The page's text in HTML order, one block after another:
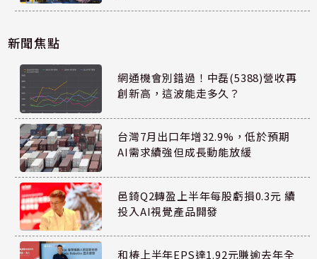
新聞焦點
網通機會別錯過！中磊(5388)營收再
創新高，這波能走多久？
台灣7月出口年增32.9%，低於預期
AI需求續強但成長動能放緩
邑錡Q2轉盈上半年每股虧損0.3元 續
投入AI視覺產品開發
和椿上半年EPS達1.92元賺逾去年全